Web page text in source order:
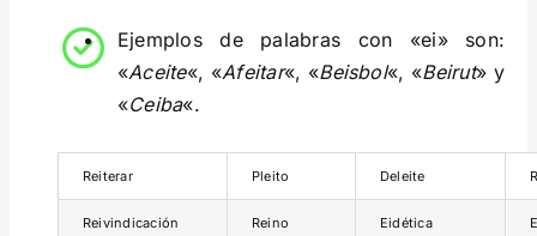
Ejemplos de palabras con «ei» son:
«Aceite«, «Afeitar«, «Beisbol«, «Beirut» y
«Ceiba«.
Reiterar Pleito Deleite
Reivindicación Reino Eidética